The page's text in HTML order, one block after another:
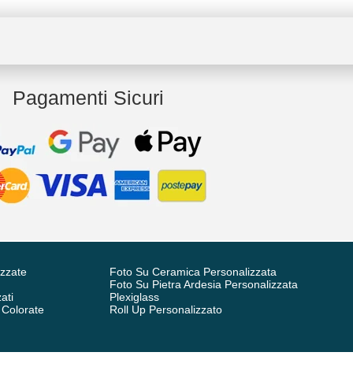
Pagamenti Sicuri
Foto Su Ceramica Personalizzata
Foto Su Pietra Ardesia Personalizzata
Plexiglass
Roll Up Personalizzato